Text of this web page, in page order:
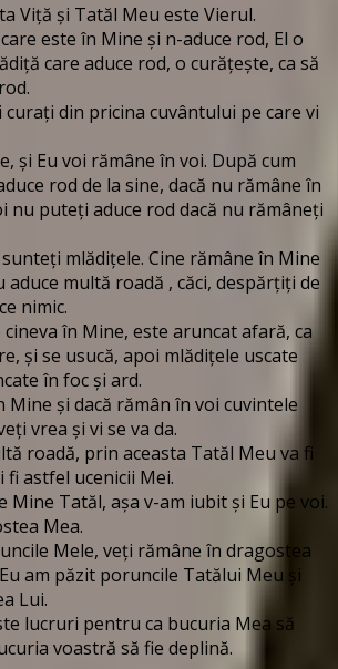
Viţă şi Tatăl Meu este Vierul.
este în Mine şi n-aduce rod, El o
care aduce rod, o curăţeşte, ca să
din pricina cuvântului pe care vi
şi Eu voi rămâne în voi. După cum
rod de la sine, dacă nu rămâne în
nu puteţi aduce rod dacă nu rămâneţi
mlădiţele. Cine rămâne în Mine
aduce multă roadă , căci, despărţiţi de
nimic.
în Mine, este aruncat afară, ca
şi se usucă, apoi mlădiţele uscate
în foc şi ard.
Mine şi dacă rămân în voi cuvintele
vrea şi vi se va da.
roadă, prin aceasta Tatăl Meu va fi
astfel ucenicii Mei.
Mine Tatăl, aşa v-am iubit şi Eu pe voi.
Mea.
Mele, veţi rămâne în dragostea
am păzit poruncile Tatălui Meu şi
Lui.
lucruri pentru ca bucuria Mea să
voastră să fie deplină.